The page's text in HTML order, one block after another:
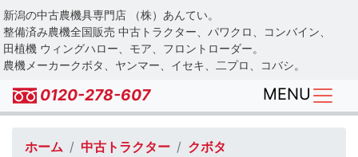
Skip
to
main
content
新潟の中古農機具専門店 （株）あんてい。
整備済み農機全国販売 中古トラクター、パワクロ、コンバイン、
田植機 ウィングハロー、モア、フロントローダー。
農機メーカークボタ、ヤンマー、イセキ、二プロ、コバシ。
0120-278-607 MENU
ホーム 中古トラクター
クボタ